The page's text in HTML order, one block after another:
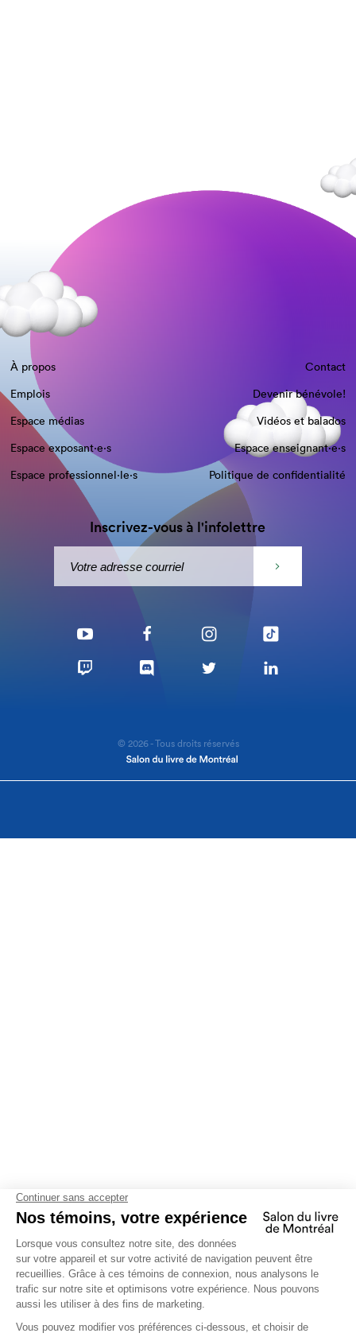
À propos
Contact
Emplois
Devenir bénévole!
Espace médias
Vidéos et balados
Espace exposant·e⋅s
Espace enseignant·e⋅s
Espace professionnel·le⋅s
Politique de confidentialité
Inscrivez-vous à l'infolettre
© 2026 - Tous droits réservés